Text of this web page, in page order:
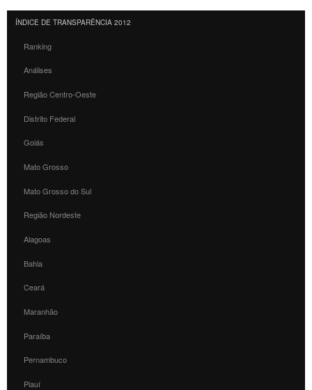
ÍNDICE DE TRANSPARÊNCIA 2012
Ranking
Análises
Região Centro-Oeste
Distrito Federal
Goiás
Mato Grosso
Mato Grosso do Sul
Região Nordeste
Alagoas
Bahia
Ceará
Maranhão
Paraíba
Pernambuco
Piauí